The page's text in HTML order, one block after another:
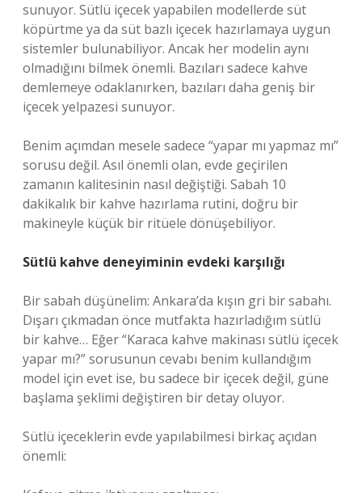
sunuyor. Sütlü içecek yapabilen modellerde süt
köpürtme ya da süt bazlı içecek hazırlamaya uygun
sistemler bulunabiliyor. Ancak her modelin aynı
olmadığını bilmek önemli. Bazıları sadece kahve
demlemeye odaklanırken, bazıları daha geniş bir
içecek yelpazesi sunuyor.
Benim açımdan mesele sadece “yapar mı yapmaz mı”
sorusu değil. Asıl önemli olan, evde geçirilen
zamanın kalitesinin nasıl değiştiği. Sabah 10
dakikalık bir kahve hazırlama rutini, doğru bir
makineyle küçük bir ritüele dönüşebiliyor.
Sütlü kahve deneyiminin evdeki karşılığı
Bir sabah düşünelim: Ankara’da kışın gri bir sabahı.
Dışarı çıkmadan önce mutfakta hazırladığım sütlü
bir kahve… Eğer “Karaca kahve makinası sütlü içecek
yapar mı?” sorusunun cevabı benim kullandığım
model için evet ise, bu sadece bir içecek değil, güne
başlama şeklimi değiştiren bir detay oluyor.
Sütlü içeceklerin evde yapılabilmesi birkaç açıdan
önemli: